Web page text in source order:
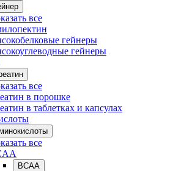
все
гейнеры
гейнеры
все
в порошке
в таблетках и капсулах
все
BCAA